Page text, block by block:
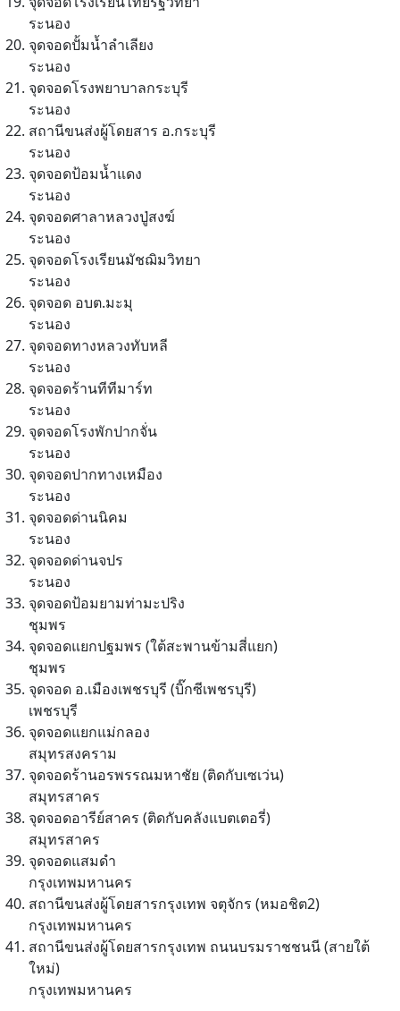
ระนอง
จุดจอดปั้มน้ำลำเลียง
ระนอง
จุดจอดโรงพยาบาลกระบุรี
ระนอง
สถานีขนส่งผู้โดยสาร อ.กระบุรี
ระนอง
จุดจอดป้อมน้ำแดง
ระนอง
จุดจอดศาลาหลวงปู่สงฆ์
ระนอง
จุดจอดโรงเรียนมัชฌิมวิทยา
ระนอง
จุดจอด อบต.มะมุ
ระนอง
จุดจอดทางหลวงทับหลี
ระนอง
จุดจอดร้านทีทีมาร์ท
ระนอง
จุดจอดโรงพักปากจั่น
ระนอง
จุดจอดปากทางเหมือง
ระนอง
จุดจอดด่านนิคม
ระนอง
จุดจอดด่านจปร
ระนอง
จุดจอดป้อมยามท่ามะปริง
ชุมพร
จุดจอดแยกปฐมพร (ใต้สะพานข้ามสี่แยก)
ชุมพร
จุดจอด อ.เมืองเพชรบุรี (บิ๊กซีเพชรบุรี)
เพชรบุรี
จุดจอดแยกแม่กลอง
สมุทรสงคราม
จุดจอดร้านอรพรรณมหาชัย (ติดกับเซเว่น)
สมุทรสาคร
จุดจอดอารีย์สาคร (ติดกับคลังแบตเตอรี่)
สมุทรสาคร
จุดจอดแสมดำ
กรุงเทพมหานคร
สถานีขนส่งผู้โดยสารกรุงเทพ จตุจักร (หมอชิต2)
กรุงเทพมหานคร
สถานีขนส่งผู้โดยสารกรุงเทพ ถนนบรมราชชนนี (สายใต้
ใหม่)
กรุงเทพมหานคร